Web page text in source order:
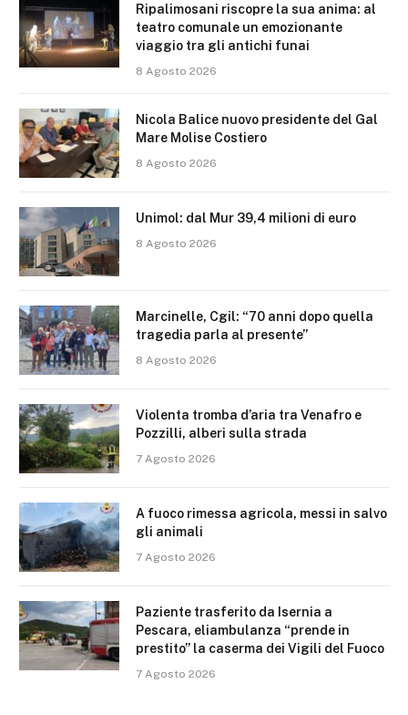
Ripalimosani riscopre la sua anima: al
teatro comunale un emozionante
viaggio tra gli antichi funai
8 Agosto 2026
Nicola Balice nuovo presidente del Gal
Mare Molise Costiero
8 Agosto 2026
Unimol: dal Mur 39,4 milioni di euro
8 Agosto 2026
Marcinelle, Cgil: “70 anni dopo quella
tragedia parla al presente”
8 Agosto 2026
Violenta tromba d’aria tra Venafro e
Pozzilli, alberi sulla strada
7 Agosto 2026
A fuoco rimessa agricola, messi in salvo
gli animali
7 Agosto 2026
Paziente trasferito da Isernia a
Pescara, eliambulanza “prende in
prestito” la caserma dei Vigili del Fuoco
7 Agosto 2026